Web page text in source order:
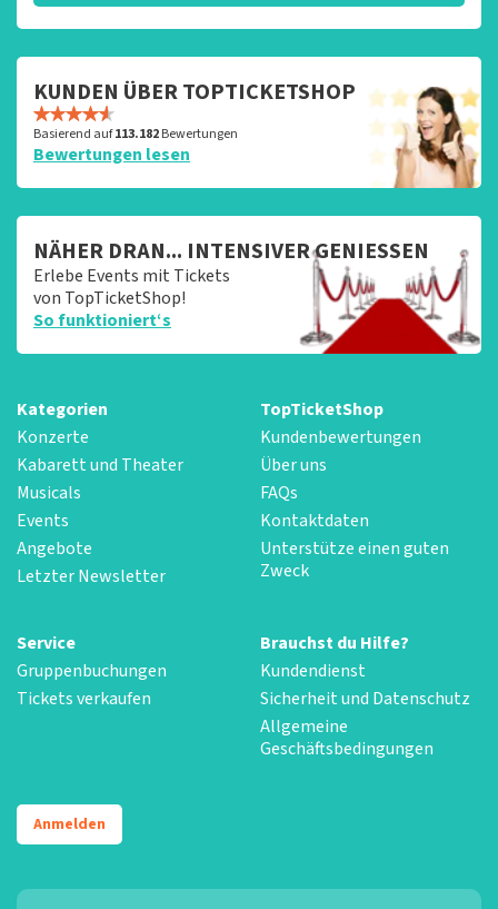
KUNDEN ÜBER TOPTICKETSHOP
Basierend auf113.182Bewertungen
Bewertungen lesen
NÄHER DRAN... INTENSIVER GENIESSEN
Erlebe Events mit Tickets
von TopTicketShop!
So funktioniert‘s
Kategorien
Konzerte
Kabarett und Theater
Musicals
Events
Angebote
Letzter Newsletter
TopTicketShop
Kundenbewertungen
Über uns
FAQs
Kontaktdaten
Unterstütze einen guten
Zweck
Service
Gruppenbuchungen
Tickets verkaufen
Brauchst du Hilfe?
Kundendienst
Sicherheit und Datenschutz
Allgemeine
Geschäftsbedingungen
Anmelden